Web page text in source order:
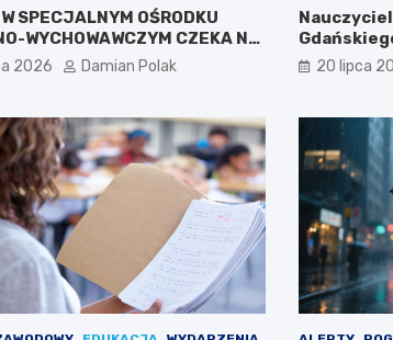
SPECJALNYM OŚRODKU
WYCHOWAWCZYM CZEKA NA
2026 Damian Polak
zawodowy
20 lipca